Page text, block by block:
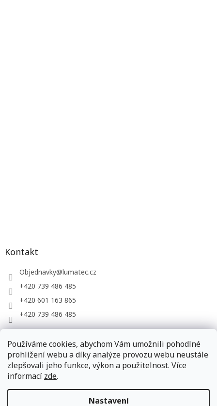
Používáme cookies, abychom Vám umožnili pohodlné
prohlížení webu a díky analýze provozu webu neustále
zlepšovali jeho funkce, výkon a použitelnost. Více
informací zde.
Nastavení
Kontakt
Objednavky@lumatec.cz
+420 739 486 485
+420 601 163 865
+420 739 486 485
LUMATEC, s.r.o. - web společnosti
Vytvořil Shoptet